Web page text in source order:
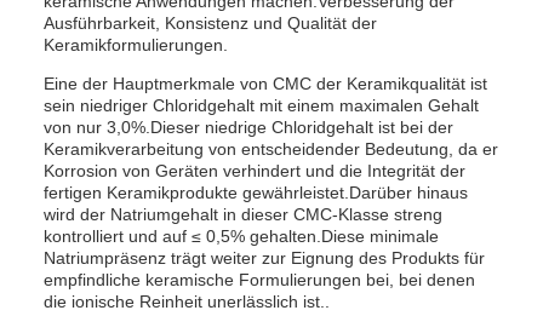
Ausführbarkeit, Konsistenz und Qualität der
Keramikformulierungen.
Eine der Hauptmerkmale von CMC der Keramikqualität ist
sein niedriger Chloridgehalt mit einem maximalen Gehalt
von nur 3,0%.Dieser niedrige Chloridgehalt ist bei der
Keramikverarbeitung von entscheidender Bedeutung, da er
Korrosion von Geräten verhindert und die Integrität der
fertigen Keramikprodukte gewährleistet.Darüber hinaus
wird der Natriumgehalt in dieser CMC-Klasse streng
kontrolliert und auf ≤ 0,5% gehalten.Diese minimale
Natriumpräsenz trägt weiter zur Eignung des Produkts für
empfindliche keramische Formulierungen bei, bei denen
die ionische Reinheit unerlässlich ist..